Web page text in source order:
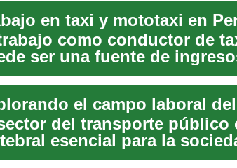
como conductor de
ser una fuente de
...
el campo laboral
del transporte público
esencial para la